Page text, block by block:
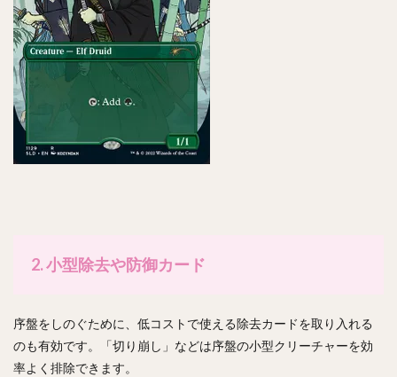
2. 小型除去や防御カード
序盤をしのぐために、低コストで使える除去カードを取り入れる
のも有効です。「切り崩し」などは序盤の小型クリーチャーを効
率よく排除できます。